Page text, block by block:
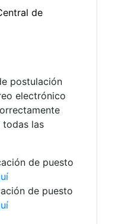
postulación
electrónico
todas las
de puesto
de puesto